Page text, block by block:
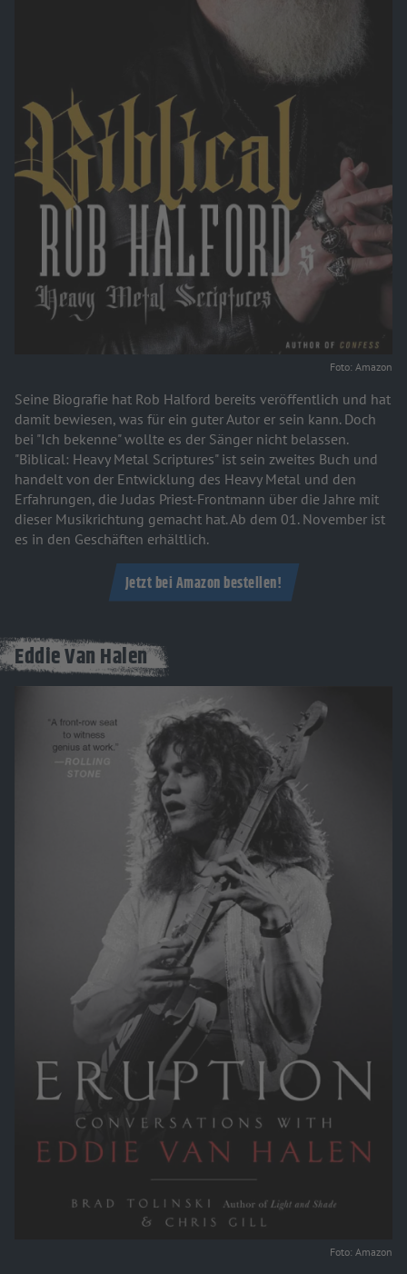
Foto: Amazon
Seine Biografie hat Rob Halford bereits veröffentlich und hat
damit bewiesen, was für ein guter Autor er sein kann. Doch
bei "Ich bekenne" wollte es der Sänger nicht belassen.
"Biblical: Heavy Metal Scriptures" ist sein zweites Buch und
handelt von der Entwicklung des Heavy Metal und den
Erfahrungen, die Judas Priest-Frontmann über die Jahre mit
dieser Musikrichtung gemacht hat. Ab dem 01. November ist
es in den Geschäften erhältlich.
Jetzt bei Amazon bestellen!
Eddie Van Halen
Foto: Amazon